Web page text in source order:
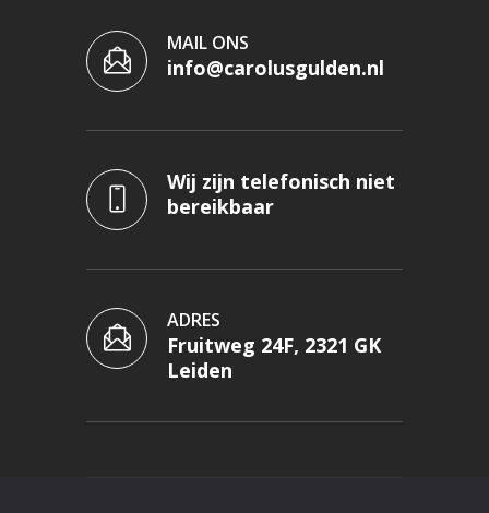
MAIL ONS
info@carolusgulden.nl
Wij zijn telefonisch niet
bereikbaar
ADRES
Fruitweg 24F, 2321 GK
Leiden